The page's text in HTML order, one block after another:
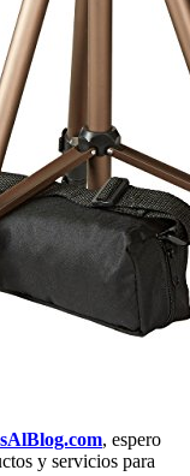
, espero
y servicios para